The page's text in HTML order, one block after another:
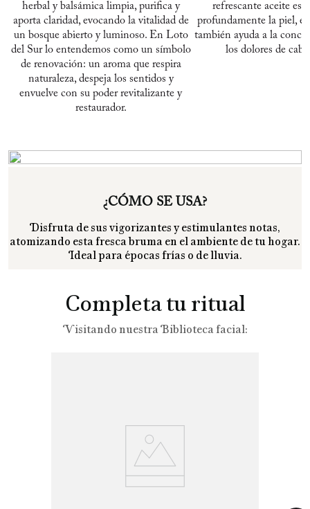
herbal y balsámica limpia, purifica y
aporta claridad, evocando la vitalidad de
un bosque abierto y luminoso. En Loto
del Sur lo entendemos como un símbolo
de renovación: un aroma que respira
naturaleza, despeja los sentidos y
envuelve con su poder revitalizante y
restaurador.
refrescante aceite
profundamente la piel,
también ayuda a la
los dolores de
¿CÓMO SE USA?
Disfruta de sus vigorizantes y estimulantes notas,
atomizando esta fresca bruma en el ambiente de tu hogar.
Ideal para épocas frías o de lluvia.
Completa tu ritual